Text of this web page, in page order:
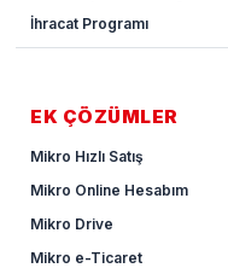
İhracat Programı
EK ÇÖZÜMLER
Mikro Hızlı Satış
Mikro Online Hesabım
Mikro Drive
Mikro e-Ticaret